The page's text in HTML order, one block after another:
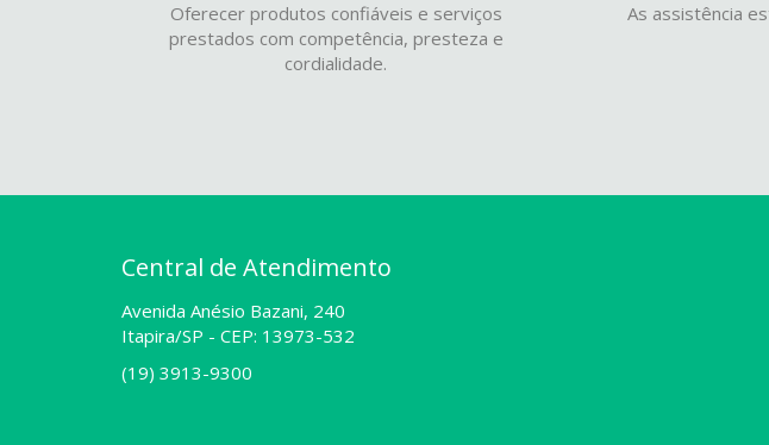
Oferecer produtos confiáveis e serviços
prestados com competência, presteza e
cordialidade.
As assistência
Central de Atendimento
Avenida Anésio Bazani, 240
Itapira/SP - CEP: 13973-532
(19) 3913-9300